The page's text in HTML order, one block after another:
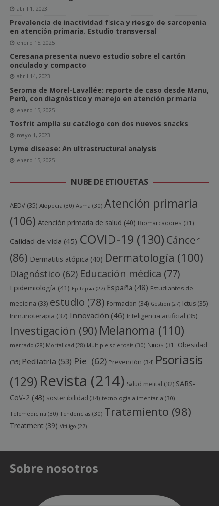
abril 1, 2023
Prevalencia de inactividad física y riesgo de sarcopenia
en atención primaria. Estudio transversal
enero 15, 2025
Ceresana presenta nuevo estudio sobre el cartón
ondulado y compacto
abril 14, 2023
Seroma de Morel-Lavallée: reporte de caso desde Manu,
Perú, con diagnóstico y manejo en atención primaria
enero 15, 2025
Tosfrit amplía su catálogo con dos nuevos snacks
mayo 1, 2023
Lyme disease: An ultrastructural analysis
enero 15, 2025
NUBE DE ETIQUETAS
AEDV (35) Alopecia (30) Asma (30) Atención primaria
(106) Atención primaria de salud (40) Biomarcadores (31)
Calidad de vida (45) COVID-19 (130) Cáncer
(86) Dermatitis atópica (40) Dermatología (100)
Diagnóstico (62) Educación médica (77)
Epidemiología (41) Epilepsia (27) España (48) Estudiantes de
medicina (33) estudio (78) Formación (34) Gestión (27) Ictus (35)
Inmunoterapia (37) Innovación (46) Inteligencia artificial (35)
Investigación (90) Melanoma (110)
mercado (28) Mortalidad (28) Multiple sclerosis (30) Niños (31) Obesidad
(35) Pediatría (53) Piel (62) Prevención (34) Psoriasis
(129) Revista (214) Salud mental (32) SARS-
CoV-2 (43) sostenibilidad (34) tecnología alimentaria (30)
Telemedicina (30) Tendencias (30) Tratamiento (98)
Treatment (39) Vitíligo (27)
Sobre nosotros